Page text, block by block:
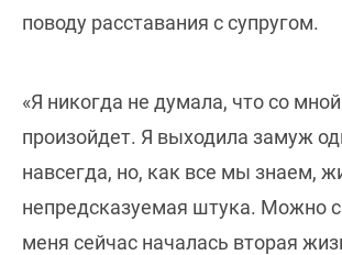
поводу расставания с супругом.
«Я никогда не думала, что со
произойдет. Я выходила замуж
навсегда, но, как все мы знаем,
непредсказуемая штука. Можно
меня сейчас началась вторая